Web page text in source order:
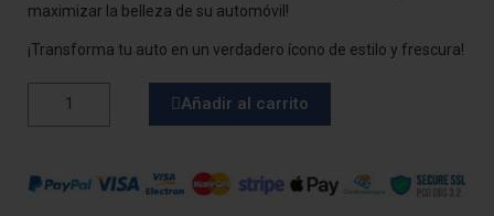
maximizar la belleza de su automóvil!
¡Transforma tu auto en un verdadero ícono de estilo y frescura!
Añadir al carrito